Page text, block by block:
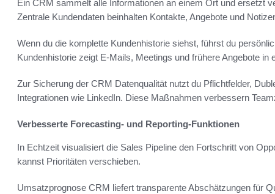
Ein CRM sammelt alle Informationen an einem Ort und ersetzt
Zentrale Kundendaten beinhalten Kontakte, Angebote und
Wenn du die komplette Kundenhistorie siehst, führst du
Kundenhistorie zeigt E-Mails, Meetings und frühere Angebote in
Zur Sicherung der CRM Datenqualität nutzt du Pflichtfelder,
Integrationen wie LinkedIn. Diese Maßnahmen verbessern
Verbesserte Forecasting- und Reporting-Funktionen
In Echtzeit visualisiert die Sales Pipeline den Fortschritt von
kannst Prioritäten verschieben.
Umsatzprognose CRM liefert transparente Abschätzungen für